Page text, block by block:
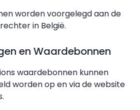
worden voorgelegd aan de
in België.
en Waardebonnen
waardebonnen kunnen
worden op en via de website